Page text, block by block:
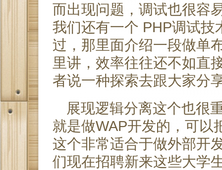
而出现问题，调试也很容
我们还有一个 PHP调试
过，那里面介绍一段做单
里讲，效率往往还不如直
者说一种探索去跟大家分
展现逻辑分离这个也很
就是做WAP开发的，可以
这个非常适合于做外部开
们现在招聘新来这些大学